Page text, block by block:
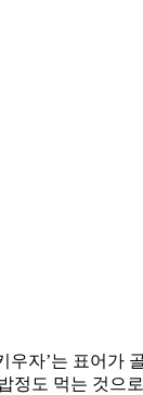
자’는 표어
도 먹는 것